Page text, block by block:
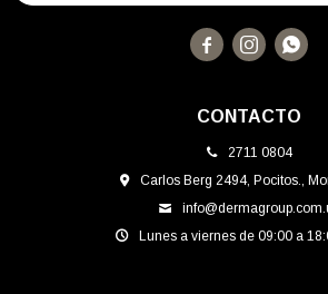
CONTACTO
2711 0804
Carlos Berg 2494, Pocitos.,
Lunes a viernes de 09:00 a
  